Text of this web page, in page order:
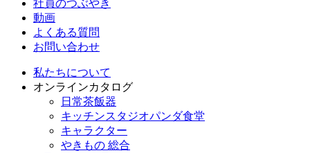
社員のつぶやき
動画
よくある質問
お問い合わせ
私たちについて
オンラインカタログ
日常茶飯器
キッチンスタジオパンダ食堂
キャラクター
やきもの 総合